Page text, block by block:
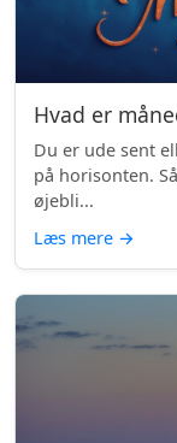
Hvad er
Du er ude sent
på horisonten.
øjebli...
Læs mere →